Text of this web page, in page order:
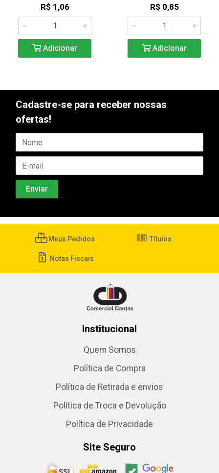
R$ 1,06
Adicionar
R$ 0,85
Adicionar
Cadastre-se para receber nossas
ofertas!
Meus Pedidos Títulos
Notas Fiscais
Institucional
Quem Somos
Política de Compra
Política de Retirada e envios
Política de Troca e Devolução
Política de Privacidade
Site Seguro